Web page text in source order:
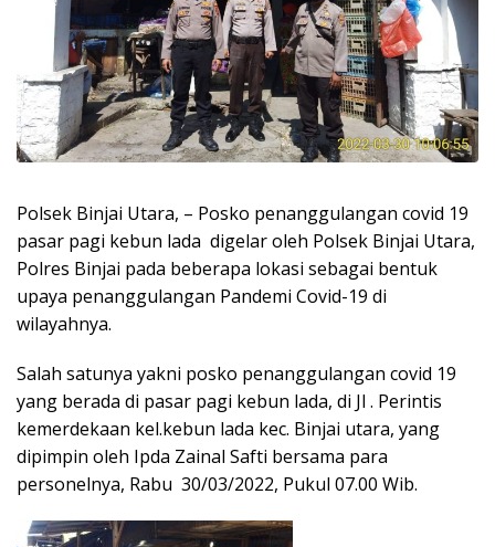
Polsek Binjai Utara, – Posko penanggulangan covid 19
pasar pagi kebun lada digelar oleh Polsek Binjai Utara,
Polres Binjai pada beberapa lokasi sebagai bentuk
upaya penanggulangan Pandemi Covid-19 di
wilayahnya.
Salah satunya yakni posko penanggulangan covid 19
yang berada di pasar pagi kebun lada, di Jl . Perintis
kemerdekaan kel.kebun lada kec. Binjai utara, yang
dipimpin oleh Ipda Zainal Safti bersama para
personelnya, Rabu 30/03/2022, Pukul 07.00 Wib.